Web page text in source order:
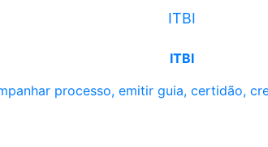
ITBI
ITBI
processo, emitir guia, certidão,